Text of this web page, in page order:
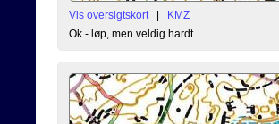
Vis oversigtskort |
KMZ
Ok - løp, men veldig hardt..